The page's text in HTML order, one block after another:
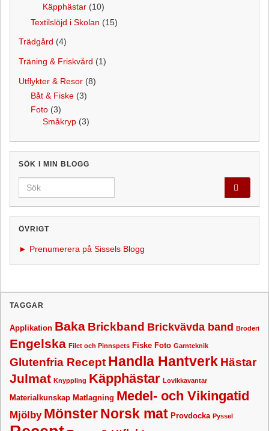
Käpphästar (10)
Textilslöjd i Skolan (15)
Trädgård (4)
Träning & Friskvård (1)
Utflykter & Resor (8)
Båt & Fiske (3)
Foto (3)
Småkryp (3)
SÖK I MIN BLOGG
Search for:
ÖVRIGT
► Prenumerera på Sissels Blogg
TAGGAR
Applikation Baka Brickband Brickvävda band Broderi
Engelska Filet och Pinnspets Fiske Foto Garnteknik
Glutenfria Recept Handla Hantverk Hästar
Julmat Knyppling Käpphästar Lovikkavantar
Materialkunskap Matlagning Medel- och Vikingatid
Mjölby MönsterNorsk mat Provdocka Pyssel